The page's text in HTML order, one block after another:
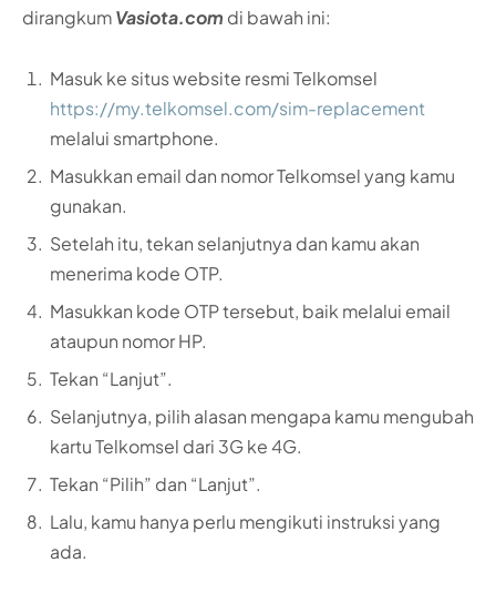
dirangkumVasiota.com di bawah ini:
Masuk ke situs website resmi Telkomsel
https://my.telkomsel.com/sim-replacement
melalui smartphone.
Masukkan email dan nomor Telkomsel yang kamu
gunakan.
Setelah itu, tekan selanjutnya dan kamu akan
menerima kode OTP.
Masukkan kode OTP tersebut, baik melalui email
ataupun nomor HP.
Tekan “Lanjut”.
Selanjutnya, pilih alasan mengapa kamu mengubah
kartu Telkomsel dari 3G ke 4G.
Tekan “Pilih” dan “Lanjut”.
Lalu, kamu hanya perlu mengikuti instruksi yang
ada.